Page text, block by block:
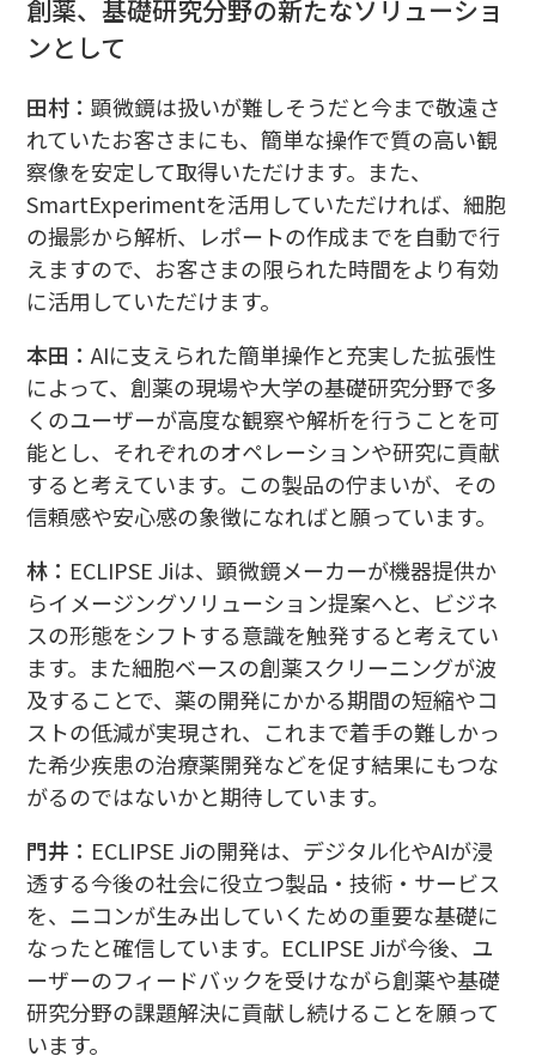
創薬、基礎研究分野の新たなソリューショ
ンとして
田村：顕微鏡は扱いが難しそうだと今まで敬遠さ
れていたお客さまにも、簡単な操作で質の高い観
察像を安定して取得いただけます。また、
SmartExperimentを活用していただければ、細胞
の撮影から解析、レポートの作成までを自動で行
えますので、お客さまの限られた時間をより有効
に活用していただけます。
本田：AIに支えられた簡単操作と充実した拡張性
によって、創薬の現場や大学の基礎研究分野で多
くのユーザーが高度な観察や解析を行うことを可
能とし、それぞれのオペレーションや研究に貢献
すると考えています。この製品の佇まいが、その
信頼感や安心感の象徴になればと願っています。
林： ECLIPSE Jiは、顕微鏡メーカーが機器提供か
らイメージングソリューション提案へと、ビジネ
スの形態をシフトする意識を触発すると考えてい
ます。また細胞ベースの創薬スクリーニングが波
及することで、薬の開発にかかる期間の短縮やコ
ストの低減が実現され、これまで着手の難しかっ
た希少疾患の治療薬開発などを促す結果にもつな
がるのではないかと期待しています。
門井： ECLIPSE Jiの開発は、デジタル化やAIが浸
透する今後の社会に役立つ製品・技術・サービス
を、ニコンが生み出していくための重要な基礎に
なったと確信しています。ECLIPSE Jiが今後、ユ
ーザーのフィードバックを受けながら創薬や基礎
研究分野の課題解決に貢献し続けることを願って
います。